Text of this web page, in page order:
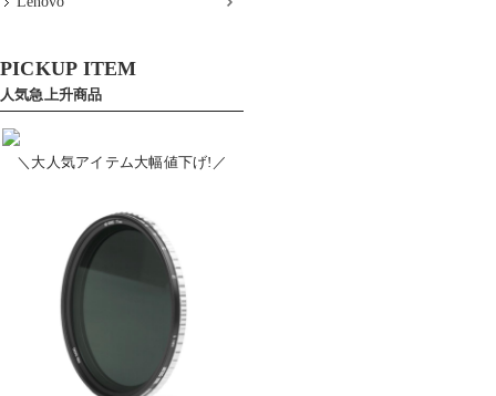
PICKUP ITEM
人気急上升商品
＼大人気アイテム大幅値下げ!／